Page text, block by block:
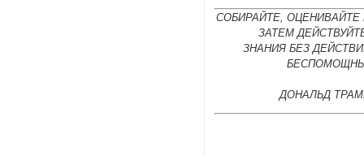
СОБИРАЙТЕ, ОЦЕНИВАЙТЕ
ЗАТЕМ
ЗНАНИЯ БЕЗ
ДОНАЛЬД